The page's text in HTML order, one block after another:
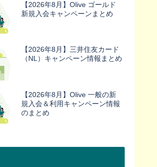
【2026年8月】Olive ゴールド
新規入会キャンペーンまとめ
【2026年8月】三井住友カード
（NL）キャンペーン情報まとめ
【2026年8月】Olive 一般の新
規入会＆利用キャンペーン情報
のまとめ